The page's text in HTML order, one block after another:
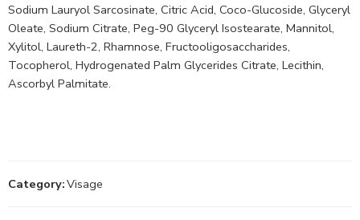
Sodium Lauryol Sarcosinate, Citric Acid, Coco-Glucoside, Glyceryl
Oleate, Sodium Citrate, Peg-90 Glyceryl Isostearate, Mannitol,
Xylitol, Laureth-2, Rhamnose, Fructooligosaccharides,
Tocopherol, Hydrogenated Palm Glycerides Citrate, Lecithin,
Ascorbyl Palmitate.
Category:Visage